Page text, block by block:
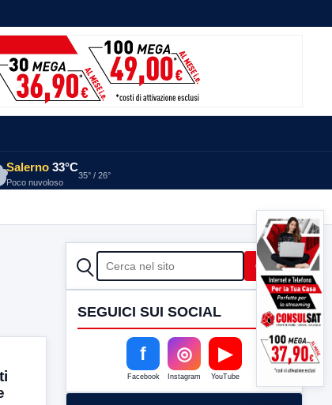
Salerno 33°C
Poco nuvoloso
35° / 26°
CERCA Cerca
SEGUICI SUI SOCIAL
f
Facebook
◎
Instagram
▶
YouTube